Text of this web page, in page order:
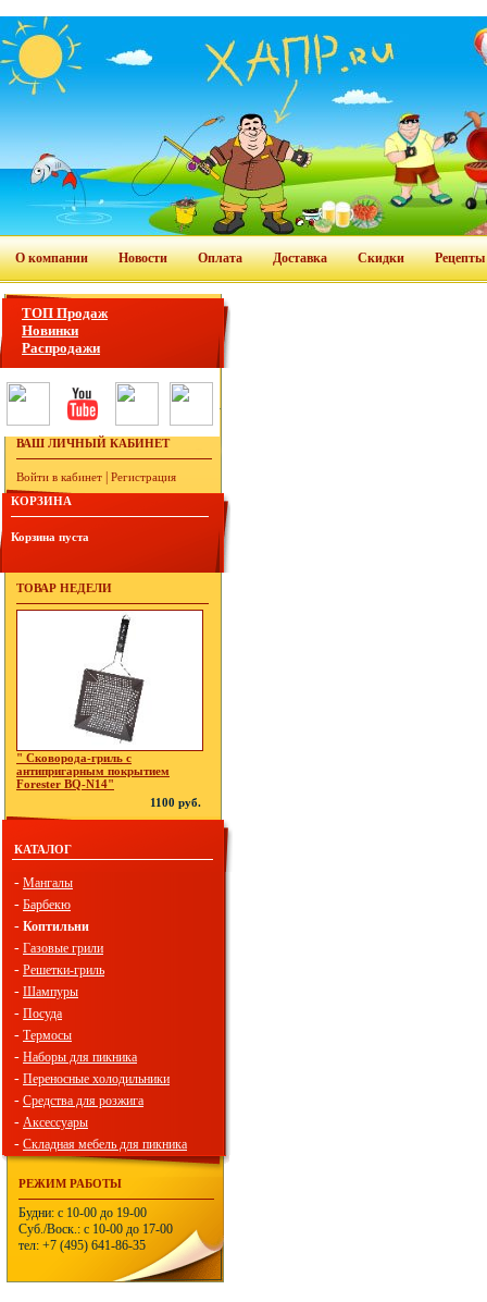
О компании Новости Оплата Доставка Скидки Рецепты
ТОП Продаж
Новинки
Распродажи
ВАШ ЛИЧНЫЙ КАБИНЕТ
Войти в кабинет
Регистрация
КОРЗИНА
Корзина пуста
ТОВАР НЕДЕЛИ
" Сковорода-гриль с
антипригарным покрытием
Forester BQ-N14"
1100 руб.
КАТАЛОГ
- Мангалы
- Барбекю
- Коптильни
- Газовые грили
- Решетки-гриль
- Шампуры
- Посуда
- Термосы
- Наборы для пикника
- Переносные холодильники
- Средства для розжига
- Аксессуары
- Складная мебель для пикника
РЕЖИМ РАБОТЫ
Будни: с 10-00 до 19-00
Суб./Воск.: с 10-00 до 17-00
тел: +7 (495) 641-86-35